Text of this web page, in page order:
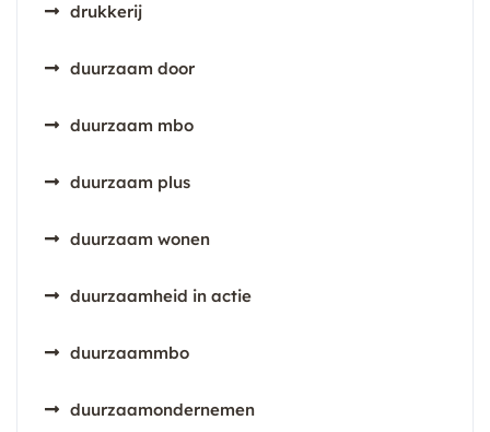
drukkerij
duurzaam door
duurzaam mbo
duurzaam plus
duurzaam wonen
duurzaamheid in actie
duurzaammbo
duurzaamondernemen